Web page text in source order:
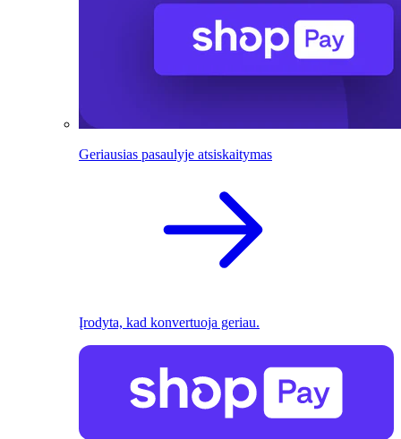
Geriausias pasaulyje atsiskaitymas
Įrodyta, kad konvertuoja geriau.